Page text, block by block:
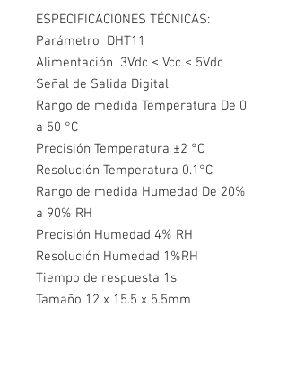
ESPECIFICACIONES TÉCNICAS:
Parámetro  DHT11
Alimentación  3Vdc ≤ Vcc ≤ 5Vdc
Señal de Salida Digital
Rango de medida Temperatura De 0
a 50 °C
Precisión Temperatura ±2 °C
Resolución Temperatura 0.1°C
Rango de medida Humedad De 20%
a 90% RH
Precisión Humedad 4% RH
Resolución Humedad 1%RH
Tiempo de respuesta 1s
Tamaño 12 x 15.5 x 5.5mm